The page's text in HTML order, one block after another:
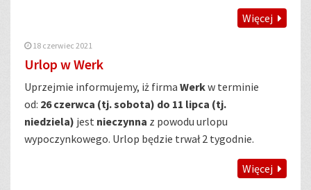
Więcej
18 czerwiec 2021
Urlop w Werk
Uprzejmie informujemy, iż firma Werkw terminie
od: 26 czerwca (tj. sobota) do 11 lipca (tj.
niedziela) jest nieczynna z powodu urlopu
wypoczynkowego. Urlop będzie trwał 2 tygodnie.
Więcej